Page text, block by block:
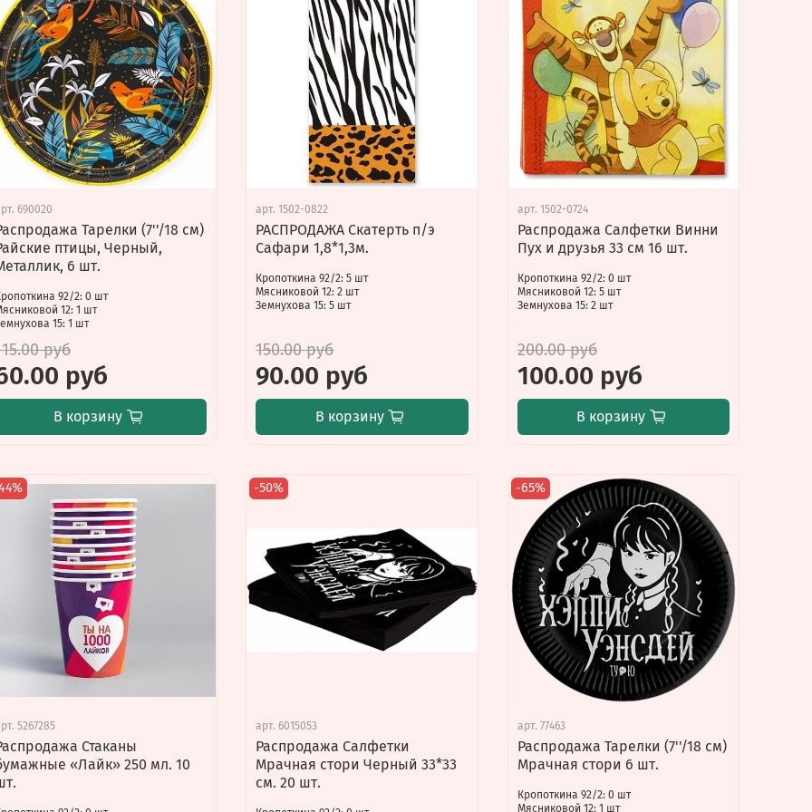
690020
Тарелки (7''/18 см)
птицы, Черный,
6 шт.
92/2: 0 шт
12: 1 шт
15: 1 шт
руб
руб
В корзину
арт.1502-0822
РАСПРОДАЖА Скатерть п/э
Сафари 1,8*1,3м.
Кропоткина 92/2: 5 шт
Мясниковой 12: 2 шт
Земнухова 15: 5 шт
150.00 руб
90.00 руб
В корзину
арт. 1502-0724
Распродажа Салфетки Винни
Пух и друзья 33 см 16 шт.
Кропоткина 92/2: 0 шт
Мясниковой 12: 5 шт
Земнухова 15: 2 шт
200.00 руб
100.00 руб
В корзину
5267285
Стаканы
«Лайк» 250 мл. 10
-50%
арт.6015053
Распродажа Салфетки
Мрачная стори Черный 33*33
см. 20 шт.
-65%
арт. 77463
Распродажа Тарелки (7''/18 см)
Мрачная стори 6 шт.
Кропоткина 92/2: 0 шт
Мясниковой 12: 1 шт